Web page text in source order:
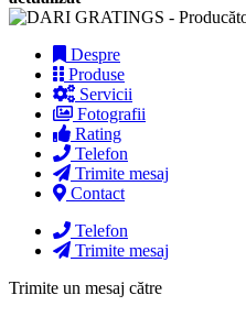
Despre
Produse
Servicii
Fotografii
Rating
Telefon
Trimite mesaj
Contact
Telefon
Trimite mesaj
Trimite un mesaj către